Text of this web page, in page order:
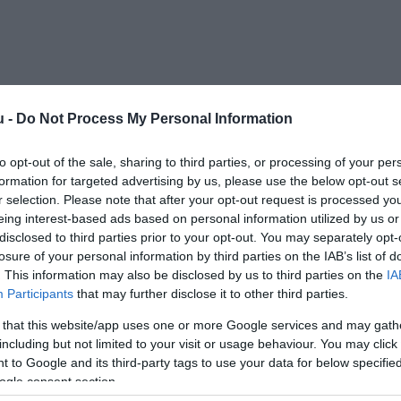
- Do Not Process My Personal Information
opt-out of the sale, sharing to third parties, or processing of your
for targeted advertising by us, please use the below opt-out
selection. Please note that after your opt-out request is processed
interest-based ads based on personal information utilized by us
to third parties prior to your opt-out. You may separately
of your personal information by third parties on the IAB’s list of
This information may also be disclosed by us to third parties on the
Participants that may further disclose it to other third parties.
that this website/app uses one or more Google services and may
but not limited to your visit or usage behaviour. You may
to Google and its third-party tags to use your data for below
consent section.
Mutass többet
Kártyás fizetés
és Fogadó közvetlenül a Kis Duna partján
a Budapesttől mindössze 30 km-re
éves, festői településen.